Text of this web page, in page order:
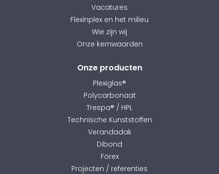
Vacatures
Flexinplex en het milieu
Wie zijn wij
Onze kernwaarden
Onze producten
Plexiglas®
Polycarbonaat
Trespa® / HPL
Technische Kunststoffen
Verandadak
Dibond
Forex
Projecten / referenties